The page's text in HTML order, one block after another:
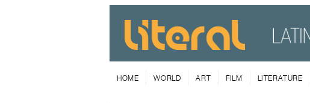
HOME WORLD ART FILM LITERATURE